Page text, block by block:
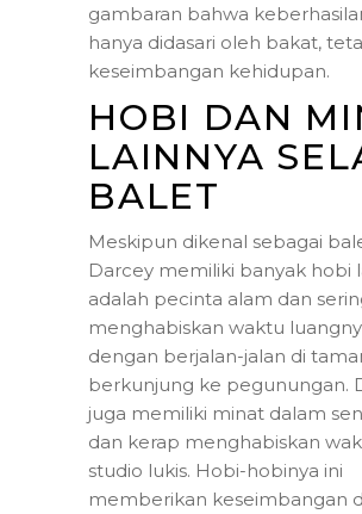
gambaran bahwa
hanya didasari oleh bakat,
keseimbangan kehidupan.
HOBI DAN
LAINNYA
BALET
Meskipun dikenal sebagai
Darcey memiliki banyak hobi
adalah pecinta alam dan
menghabiskan waktu
dengan berjalan-jalan di
berkunjung ke pegunungan.
juga memiliki minat dalam
dan kerap menghabiskan
studio lukis. Hobi-hobinya ini
memberikan keseimbangan